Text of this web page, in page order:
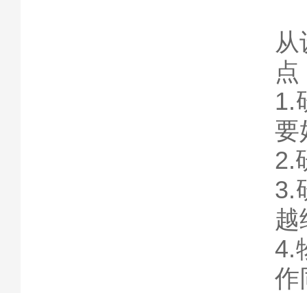
点
1.
要
2.
3.
越
4.
作